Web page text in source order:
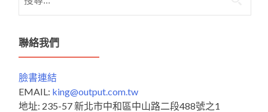
尋
鍵
字:
聯絡我們
臉書連結
EMAIL: king@output.com.tw
地址: 235-57 新北市中和區中山路二段488號之1